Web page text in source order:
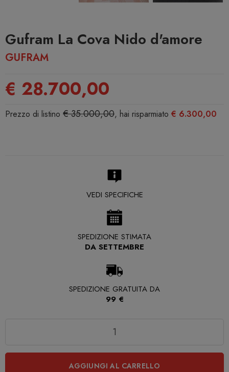
Gufram La Cova Nido d'amore
GUFRAM
€ 28.700,00
Prezzo di listino € 35.000,00, hai risparmiato € 6.300,00
VEDI SPECIFICHE
SPEDIZIONE STIMATA
DA SETTEMBRE
SPEDIZIONE GRATUITA DA
99 €
AGGIUNGI AL CARRELLO